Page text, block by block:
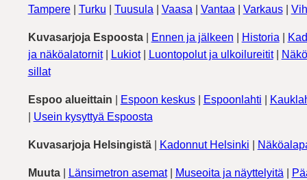
Tampere| Turku Tuusula Vaasa Vantaa Varkaus|
Kuvasarjoja Espoosta| Ennen ja jälkeen Historia
ja näköalatornit| Lukiot| Luontopolut ja ulkoilureitit|
sillat
Espoo alueittain Espoon keskus| Espoonlahti
Usein kysyttyä Espoosta
Kuvasarjoja Helsingistä| Kadonnut Helsinki
Muuta| Länsimetron asemat| Museoita ja näyttelyitä